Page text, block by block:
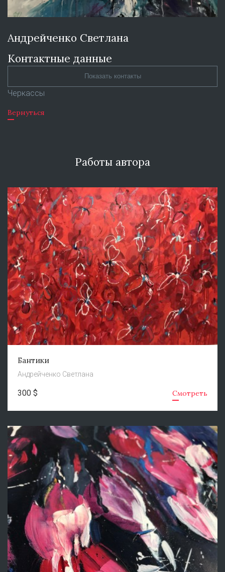
Андрейченко Светлана
Контактные данные
Показать контакты
Черкассы
Вернуться
Работы автора
Бантики
Андрейченко Светлана
300 $ Смотреть